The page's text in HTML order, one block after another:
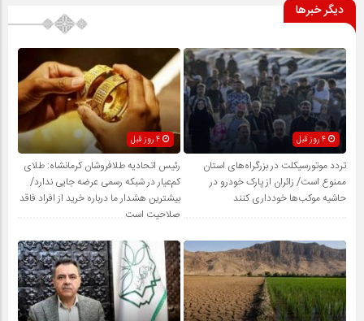
دیگر خبرها
4 روز قبل
تردد موتورسیکلت در بزرگراه‌های استان
ممنوع است/ زائران از پارک خودرو در
حاشیه موکب‌ها خودداری کنند
رئیس اتحادیه طلافروشان کرمانشاه: طلای
کم‌عیار در شبکه رسمی عرضه جایی ندارد/
بیشترین هشدار ما درباره خرید از افراد فاقد
صلاحیت است